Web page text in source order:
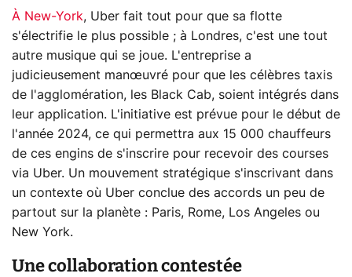
À New-York, Uber fait tout pour que sa flotte
s'électrifie le plus possible ; à Londres, c'est une tout
autre musique qui se joue. L'entreprise a
judicieusement manœuvré pour que les célèbres taxis
de l'agglomération, les Black Cab, soient intégrés dans
leur application. L'initiative est prévue pour le début de
l'année 2024, ce qui permettra aux 15 000 chauffeurs
de ces engins de s'inscrire pour recevoir des courses
via Uber. Un mouvement stratégique s'inscrivant dans
un contexte où Uber conclue des accords un peu de
partout sur la planète : Paris, Rome, Los Angeles ou
New York.
Une collaboration contestée